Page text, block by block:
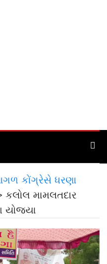
કોંગ્રેસે ધરણા
કલોલ મામલતદાર
યોજ્યા